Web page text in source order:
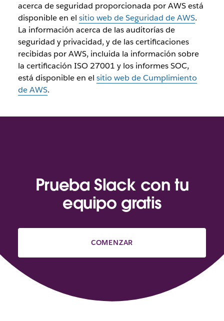
acerca de seguridad proporcionada por AWS está
disponible en el sitio web de Seguridad de AWS.
La información acerca de las auditorías de
seguridad y privacidad, y de las certificaciones
recibidas por AWS, incluida la información sobre
la certificación ISO 27001 y los informes SOC,
está disponible en el sitio web de Cumplimiento
de AWS.
Prueba Slack con tu
equipo gratis
COMENZAR